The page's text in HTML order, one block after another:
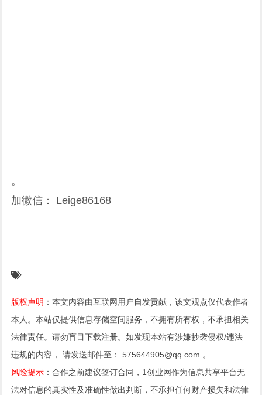
。
加微信： Leige86168
版权声明 ：本文内容由互联网用户自发贡献，该文观点仅代表作者
本人。本站仅提供信息存储空间服务，不拥有所有权，不承担相关
法律责任。请勿盲目下载注册。如发现本站有涉嫌抄袭侵权/违法
违规的内容， 请发送邮件至： 575644905@qq.com 。
风险提示 ：合作之前建议签订合同，1创业网作为信息共享平台无
法对信息的真实性及准确性做出判断，不承担任何财产损失和法律